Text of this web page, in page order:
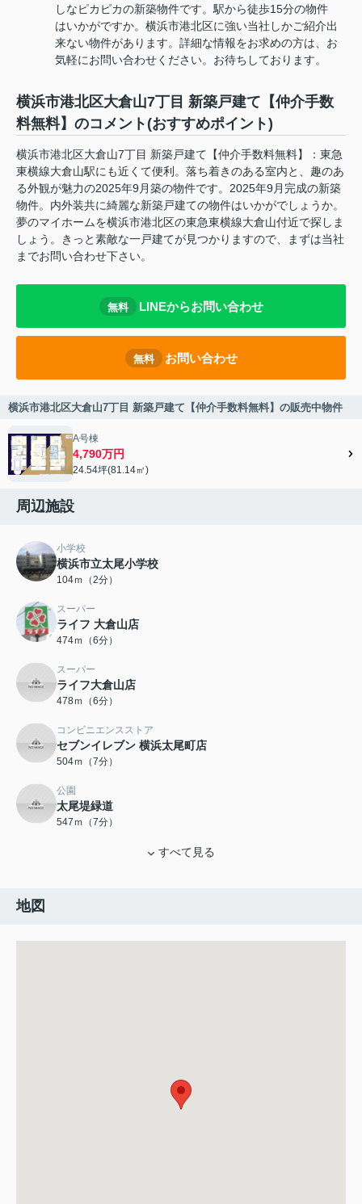
しなピカピカの新築物件です。駅から徒歩15分の物件
はいかがですか。横浜市港北区に強い当社しかご紹介出
来ない物件があります。詳細な情報をお求めの方は、お
気軽にお問い合わせください。お待ちしております。
横浜市港北区大倉山7丁目 新築戸建て【仲介手数
料無料】のコメント(おすすめポイント)
横浜市港北区大倉山7丁目 新築戸建て【仲介手数料無料】：東急
東横線大倉山駅にも近くて便利。落ち着きのある室内と、趣のあ
る外観が魅力の2025年9月築の物件です。2025年9月完成の新築
物件。内外装共に綺麗な新築戸建ての物件はいかがでしょうか。
夢のマイホームを横浜市港北区の東急東横線大倉山付近で探しま
しょう。きっと素敵な一戸建てが見つかりますので、まずは当社
までお問い合わせ下さい。
無料 LINEからお問い合わせ
無料 お問い合わせ
横浜市港北区大倉山7丁目 新築戸建て【仲介手数料無料】の販売中物件
A号棟
4,790万円
24.54坪(81.14㎡)
周辺施設
小学校
横浜市立太尾小学校
104ｍ（2分）
スーパー
ライフ 大倉山店
474ｍ（6分）
スーパー
ライフ大倉山店
478ｍ（6分）
コンビニエンスストア
セブンイレブン 横浜太尾町店
504ｍ（7分）
公園
太尾堤緑道
547ｍ（7分）
すべて見る
地図